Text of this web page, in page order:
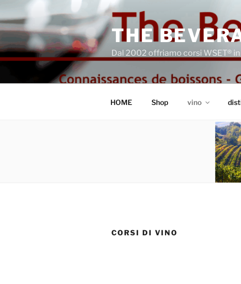
al
contenuto
THE
Dal 2002 offriamo corsi WSET® in
HOME Shop vino
CORSI DI VINO